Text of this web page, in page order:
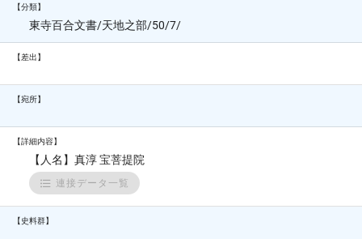
【分類】
東寺百合文書/天地之部/50/7/
【差出】
【宛所】
【詳細内容】
【人名】真淳 宝菩提院
連接データ一覧
【史料群】